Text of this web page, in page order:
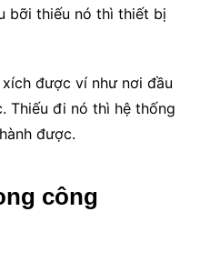
bỡi thiếu nó thì thiết bị
được ví như nơi đầu
Thiếu đi nó thì hệ thống
được.
công